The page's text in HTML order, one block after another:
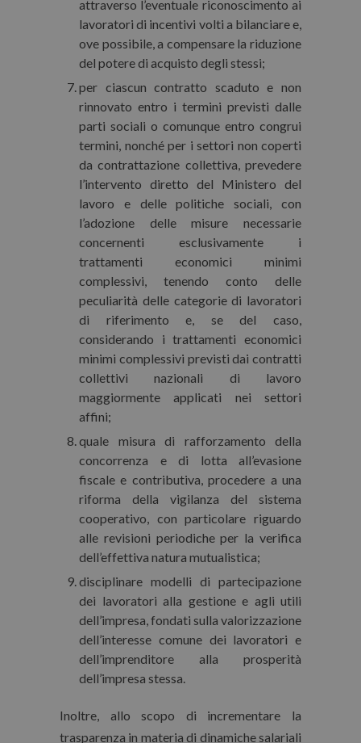
attraverso l’eventuale riconoscimento ai
lavoratori di incentivi volti a bilanciare e,
ove possibile, a compensare la riduzione
del potere di acquisto degli stessi;
per ciascun contratto scaduto e non
rinnovato entro i termini previsti dalle
parti sociali o comunque entro congrui
termini, nonché per i settori non coperti
da contrattazione collettiva, prevedere
l’intervento diretto del Ministero del
lavoro e delle politiche sociali, con
l’adozione delle misure necessarie
concernenti esclusivamente i
trattamenti economici minimi
complessivi, tenendo conto delle
peculiarità delle categorie di lavoratori
di riferimento e, se del caso,
considerando i trattamenti economici
minimi complessivi previsti dai contratti
collettivi nazionali di lavoro
maggiormente applicati nei settori
affini;
quale misura di rafforzamento della
concorrenza e di lotta all’evasione
fiscale e contributiva, procedere a una
riforma della vigilanza del sistema
cooperativo, con particolare riguardo
alle revisioni periodiche per la verifica
dell’effettiva natura mutualistica;
disciplinare modelli di partecipazione
dei lavoratori alla gestione e agli utili
dell’impresa, fondati sulla valorizzazione
dell’interesse comune dei lavoratori e
dell’imprenditore alla prosperità
dell’impresa stessa.
Inoltre, allo scopo di incrementare la
trasparenza in materia di dinamiche salariali